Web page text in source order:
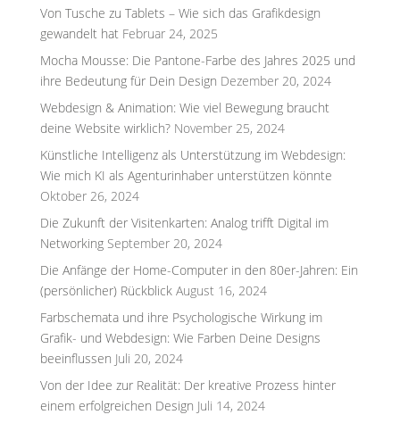
Von Tusche zu Tablets – Wie sich das Grafikdesign
gewandelt hat Februar 24, 2025
Mocha Mousse: Die Pantone-Farbe des Jahres 2025 und
ihre Bedeutung für Dein Design Dezember 20, 2024
Webdesign & Animation: Wie viel Bewegung braucht
deine Website wirklich? November 25, 2024
Künstliche Intelligenz als Unterstützung im Webdesign:
Wie mich KI als Agenturinhaber unterstützen könnte
Oktober 26, 2024
Die Zukunft der Visitenkarten: Analog trifft Digital im
Networking September 20, 2024
Die Anfänge der Home-Computer in den 80er-Jahren: Ein
(persönlicher) Rückblick August 16, 2024
Farbschemata und ihre Psychologische Wirkung im
Grafik- und Webdesign: Wie Farben Deine Designs
beeinflussen Juli 20, 2024
Von der Idee zur Realität: Der kreative Prozess hinter
einem erfolgreichen Design Juli 14, 2024